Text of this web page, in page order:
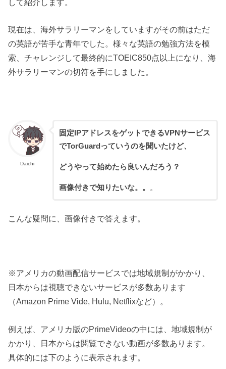
して紹介します。
現在は、海外サラリーマンをしていますがその前はただ
の英語が苦手な青年でした。様々な英語の勉強方法を模
索、チャレンジして最終的にTOEIC850点以上になり、海
外サラリーマンの切符を手にしました。
Daichi
固定IPアドレスをゲットできるVPNサービス
でTorGuardっていうのを聞いたけど、
どうやって始めたら良いんだろう？
画像付きで知りたいな。。 。
こんな疑問に、画像付きで答えます。
※アメリカの動画配信サービスでは地域規制がかかり、
日本からは視聴できないサービスが多数あります
（Amazon Prime Vide, Hulu, Netflixなど）。
例えば、アメリカ版のPrimeVideoの中には、地域規制が
かかり、日本からは閲覧できない動画が多数あります。
具体的には下のように表示されます。